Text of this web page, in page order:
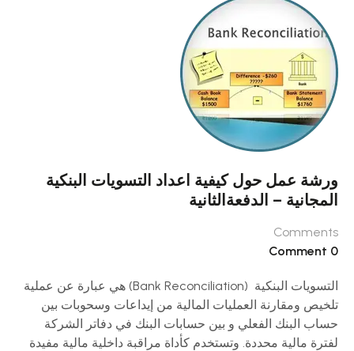
ورشة عمل حول كيفية اعداد التسويات البنكية
المجانية – الدفعةالثانية
Comments
0 Comment
التسويات البنكية (Bank Reconciliation) هي عبارة عن عملية
تلخيص ومقارنة العمليات المالية من إيداعات وسحوبات بين
حساب البنك الفعلي و بين حسابات البنك في دفاتر الشركة
لفترة مالية محددة. وتستخدم كأداة مراقبة داخلية مالية مفيدة